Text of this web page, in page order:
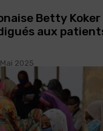
Betty
aux
2025